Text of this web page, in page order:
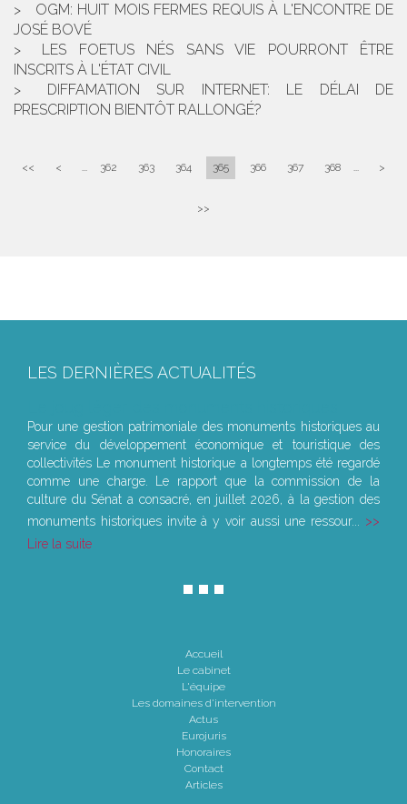
OGM: HUIT MOIS FERMES REQUIS À L'ENCONTRE DE
JOSÉ BOVÉ
LES FOETUS NÉS SANS VIE POURRONT ÊTRE
INSCRITS À L'ÉTAT CIVIL
DIFFAMATION SUR INTERNET: LE DÉLAI DE
PRESCRIPTION BIENTÔT RALLONGÉ?
<< < ... 362 363 364 365 366 367 368 ... >
>>
LES DERNIÈRES ACTUALITÉS
Pour une gestion patrimoniale des monuments historiques au
service du développement économique et touristique des
collectivités Le monument historique a longtemps été regardé
comme une charge. Le rapport que la commission de la
culture du Sénat a consacré, en juillet 2026, à la gestion des
monuments historiques invite à y voir aussi une ressour...
Lire la suite
Accueil
Le cabinet
L'équipe
Les domaines d'intervention
Actus
Eurojuris
Honoraires
Contact
Articles